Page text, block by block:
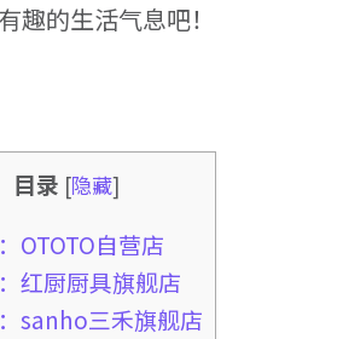
趣的生活气息吧！
目录 [隐藏]
OTOTO自营店
红厨厨具旗舰店
sanho三禾旗舰店